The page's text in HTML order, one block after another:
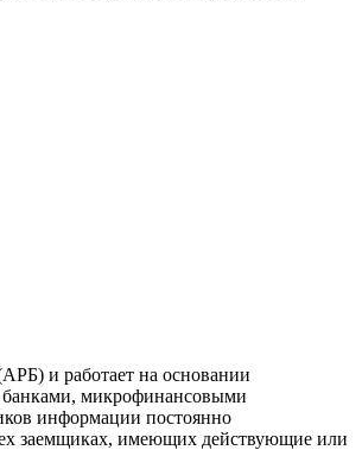
и работает на основании
микрофинансовыми
информации постоянно
заемщиках, имеющих действующие или